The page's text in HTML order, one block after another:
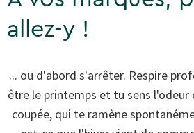
allez-y !
... ou d'abord s'arrêter. Respire
être le printemps et tu sens
coupée, qui te ramène